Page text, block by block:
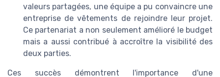
valeurs partagées, une équipe a pu convaincre une
entreprise de vêtements de rejoindre leur projet.
Ce partenariat a non seulement amélioré le budget
mais a aussi contribué à accroître la visibilité des
deux parties.
Ces succès démontrent l'importance d'une